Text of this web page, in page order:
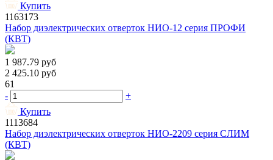
Купить
1163173
Набор диэлектрических отверток НИО-12 серия ПРОФИ
(КВТ)
1 987.79 руб
2 425.10 руб
61
-
+
Купить
1113684
Набор диэлектрических отверток НИО-2209 серия СЛИМ
(КВТ)